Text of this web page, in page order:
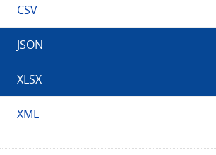
CSV
JSON
XLSX
XML